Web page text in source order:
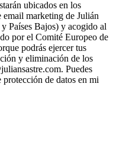
ubicados en los
email marketing de Julián
Países Bajos) y acogido al
por el Comité Europeo de
podrás ejercer tus
y eliminación de los
Puedes
de datos en mi